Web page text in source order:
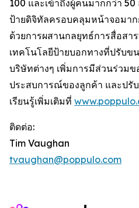
100 และเข้าถึงผู้คนมากกว่า
ป้ายดิจิทัลครอบคลุมหน้าจอมา
ด้วยการผสานกลยุทธ์การสื่อสา
เทคโนโลยีป้ายบอกทางที่ปรับข
บริษัทต่างๆ เพิ่มการมีส่วนร่วมข
ประสบการณ์ของลูกค้า และปรั
เรียนรู้เพิ่มเติมที่
ติดต่อ:
Tim Vaughan
tvaughan@poppulo.com